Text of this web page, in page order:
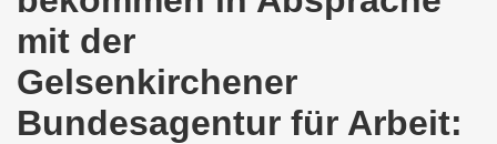
mit der
Gelsenkirchener
Bundesagentur für Arbeit:
der 740. Gelsenkirchener Montagsdemo-Bewegung
macht im neuen Jahr 2022 am 10.01.2022
am 13.12.2021 nimmt Ampel-Koalition unter